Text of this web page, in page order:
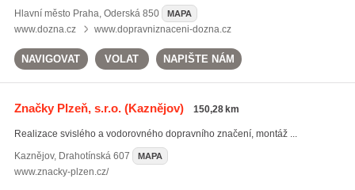
Hlavní město Praha, Oderská 850 MAPA
www.dozna.cz www.dopravniznaceni-dozna.cz
NAVIGOVAT VOLAT NAPIŠTE NÁM
Značky Plzeň, s.r.o.(Kaznějov) 150,28 km
Realizace svislého a vodorovného dopravního značení, montáž ...
Kaznějov, Drahotínská 607 MAPA
www.znacky-plzen.cz/